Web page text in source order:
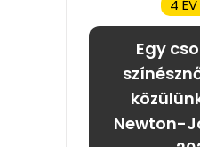
4
Egy
Newton-